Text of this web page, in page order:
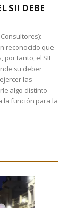
SII DEBE
reconocido que
por tanto, el SII
su deber
las
algo distinto
la función para la